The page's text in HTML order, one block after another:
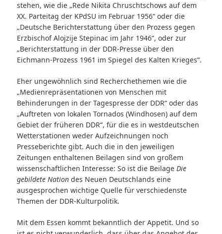
stehen, wie die „Rede Nikita Chruschtschows auf dem
XX. Parteitag der KPdSU im Februar 1956“ oder die
„Deutsche Berichterstattung über den Prozess gegen
Erzbischof Alojzije Stepinac im Jahr 1946“, oder zur
„Berichterstattung in der DDR-Presse über den
Eichmann-Prozess 1961 im Spiegel des Kalten Krieges“.
Eher ungewöhnlich sind Recherchethemen wie die
„Medienrepräsentationen von Menschen mit
Behinderungen in der Tagespresse der DDR“ oder das
„Auftreten von lokalen Tornados (Windhosen) auf dem
Gebiet der früheren DDR“, für die es in westdeutschen
Wetterstationen weder Aufzeichnungen noch
Presseberichte gibt. Auch die in den jeweiligen
Zeitungen enthaltenen Beilagen sind von großem
wissenschaftlichen Interesse: So ist die Beilage Die
gebildete Nationdes Neuen Deutschlands eine
ausgesprochen wichtige Quelle für verschiedenste
Themen der DDR-Kulturpolitik.
Mit dem Essen kommt bekanntlich der Appetit. Und so